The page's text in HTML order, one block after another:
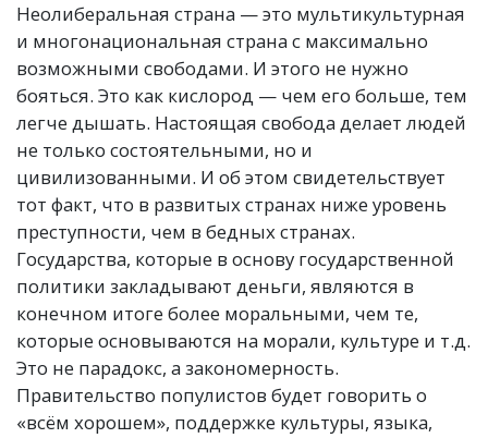
Неолиберальная страна — это мультикультурная
и многонациональная страна с максимально
возможными свободами. И этого не нужно
бояться. Это как кислород — чем его больше, тем
легче дышать. Настоящая свобода делает людей
не только состоятельными, но и
цивилизованными. И об этом свидетельствует
тот факт, что в развитых странах ниже уровень
преступности, чем в бедных странах.
Государства, которые в основу государственной
политики закладывают деньги, являются в
конечном итоге более моральными, чем те,
которые основываются на морали, культуре и т.д.
Это не парадокс, а закономерность.
Правительство популистов будет говорить о
«всём хорошем», поддержке культуры, языка,